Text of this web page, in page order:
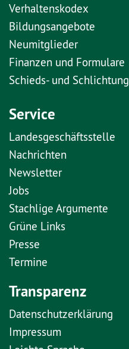
Verhaltenskodex
Bildungsangebote
Neumitglieder
Finanzen und Formulare
Schieds- und
Service
Landesgeschäftsstelle
Nachrichten
Newsletter
Jobs
Stachlige Argumente
Grüne Links
Presse
Termine
Transparenz
Datenschutzerklärung
Impressum